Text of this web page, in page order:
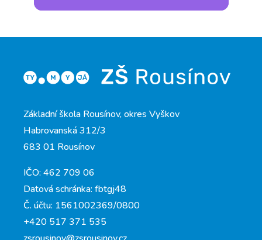
Základní škola Rousínov, okres Vyškov
Habrovanská 312/3
683 01 Rousínov
IČO: 462 709 06
Datová schránka: fbtgj48
Č. účtu: 1561002369/0800
+420 517 371 535